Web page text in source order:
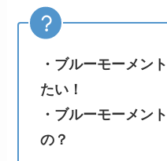
・ブルーモーメン
たい！
・ブルーモーメン
の？